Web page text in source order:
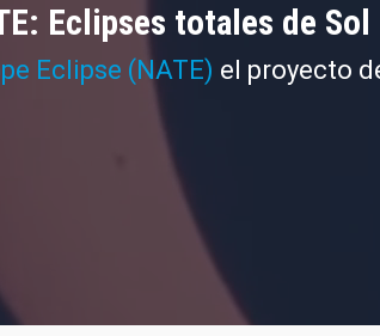
Eclipses totales de
Eclipse (NATE) el proyecto